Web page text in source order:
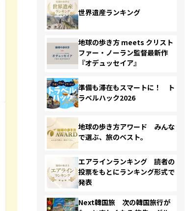
世界遺産ランキング
地球の歩き方 meets クリスト
ファー・ノーラン監督最新作
『オデュッセイア』
準備も滞在もスマートに！ ト
ラベルハック2026
地球の歩き方アワード みんな
で選ぶ、旅のベスト。
エアラインランキング 読者の
投票をもとにランキング形式で
発表
Next韓国旅 次の韓国旅行が